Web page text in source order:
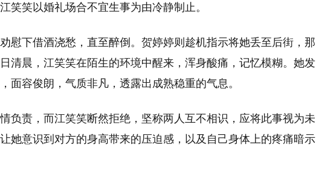
笑笑以婚礼场合不宜生事为由冷静制止。
慰下借酒浇愁，直至醉倒。贺婷婷则趁机指示将她丢至后街，那
清晨，江笑笑在陌生的环境中醒来，浑身酸痛，记忆模糊。她发
面容俊朗，气质非凡，透露出成熟稳重的气息。
负责，而江笑笑断然拒绝，坚称两人互不相识，应将此事视为未
她意识到对方的身高带来的压迫感，以及自己身体上的疼痛暗示